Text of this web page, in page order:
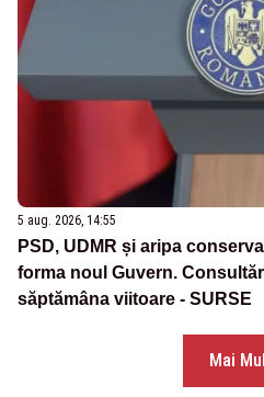
5 aug. 2026, 14:55
PSD, UDMR și aripa
forma noul Guvern.
săptămâna viitoare - SURSE
Mai